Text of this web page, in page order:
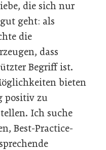
die sich nur
geht: als
die
dass
Begriff ist.
bieten
positiv zu
Ich suche
Best-Practice-